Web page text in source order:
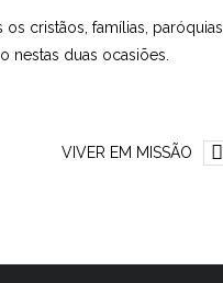
cristãos, famílias, paróquias,
nestas duas ocasiões.
VIVER EM MISSÃO